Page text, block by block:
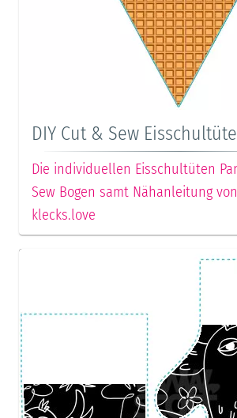
DIY Cut & Sew Eisschultüte
Die individuellen Eisschultüten
Sew Bogen samt Nähanleitung
klecks.love